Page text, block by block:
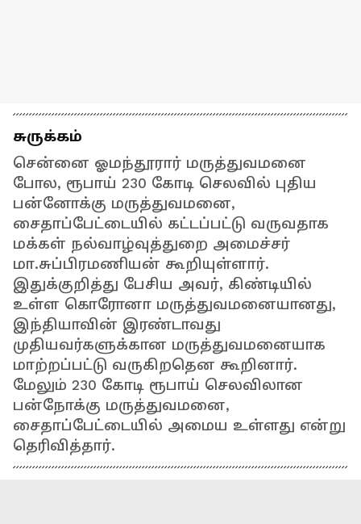
சுருக்கம்
சென்னை ஓமந்தூரார் மருத்துவமனை
போல, ரூபாய் 230 கோடி செலவில் புதிய
பன்னோக்கு மருத்துவமனை,
சைதாப்பேட்டையில் கட்டப்பட்டு வருவதாக
மக்கள் நல்வாழ்வுத்துறை அமைச்சர்
மா.சுப்பிரமணியன் கூறியுள்ளார்.
இதுக்குறித்து பேசிய அவர், கிண்டியில்
உள்ள கொரோனா மருத்துவமனையானது,
இந்தியாவின் இரண்டாவது
முதியவர்களுக்கான மருத்துவமனையாக
மாற்றப்பட்டு வருகிறதென கூறினார்.
மேலும் 230 கோடி ரூபாய் செலவிலான
பன்நோக்கு மருத்துவமனை,
சைதாப்பேட்டையில் அமைய உள்ளது என்று
தெரிவித்தார்.